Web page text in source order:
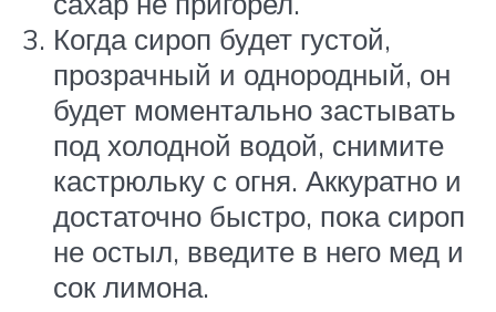
Когда сироп будет густой,
прозрачный и однородный, он
будет моментально застывать
под холодной водой, снимите
кастрюльку с огня. Аккуратно и
достаточно быстро, пока сироп
не остыл, введите в него мед и
сок лимона.